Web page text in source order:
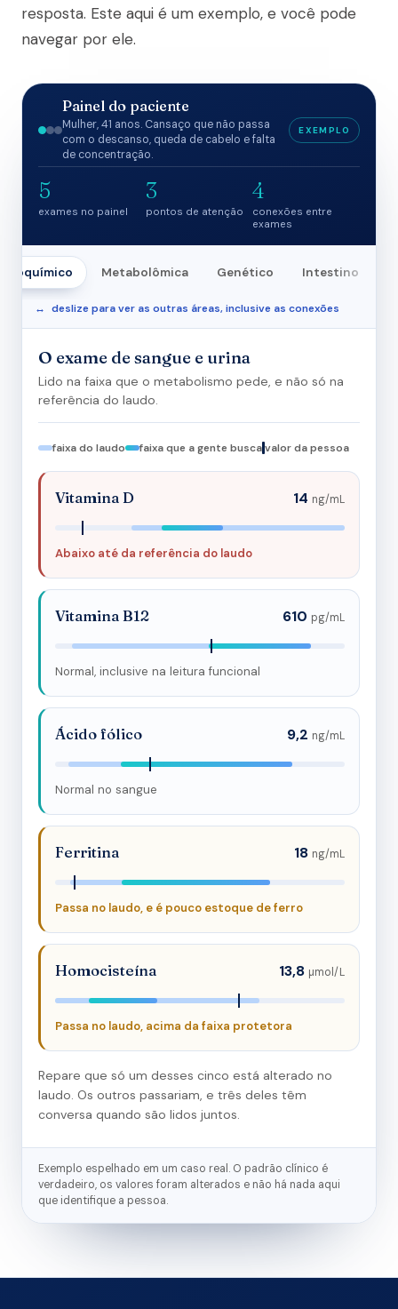
resposta. Este aqui é um exemplo, e você pode
navegar por ele.
Painel do paciente
Mulher, 41 anos. Cansaço que não passa
com o descanso, queda de cabelo e falta
de concentração.
EXEMPLO
5
exames no painel
3
pontos de atenção
4
conexões entre
exames
Metabolômica Genético Intestino
↔ deslize para ver as outras áreas, inclusive as conexões
O exame de sangue e urina
Lido na faixa que o metabolismo pede, e não só na
referência do laudo.
faixa do laudo faixa que a gente buscavalor da pessoa
Vitamina D 14 ng/mL
Abaixo até da referência do laudo
Vitamina B12 610 pg/mL
Normal, inclusive na leitura funcional
Ácido fólico 9,2 ng/mL
Normal no sangue
Ferritina 18 ng/mL
Passa no laudo, e é pouco estoque de ferro
Homocisteína 13,8 µmol/L
Passa no laudo, acima da faixa protetora
Repare que só um desses cinco está alterado no
laudo. Os outros passariam, e três deles têm
conversa quando são lidos juntos.
Exemplo espelhado em um caso real. O padrão clínico é
verdadeiro, os valores foram alterados e não há nada aqui
que identifique a pessoa.